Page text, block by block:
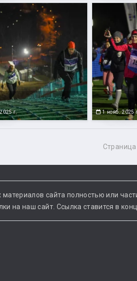
г. 1 нояб. 2025
Страница
сайта полностью или
на наш сайт. Ссылка ставится в